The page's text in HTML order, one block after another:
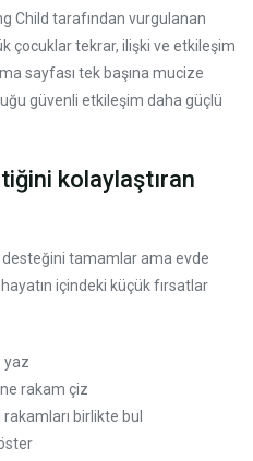
Child tarafından vurgulanan
çocuklar tekrar, ilişki ve etkileşim
sayfası tek başına mucize
güvenli etkileşim daha güçlü
kolaylaştıran
desteğini tamamlar ama evde
içindeki küçük fırsatlar
yaz
rakam çiz
birlikte bul